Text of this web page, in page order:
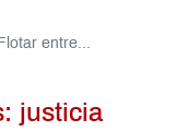
Flotar entre...
justicia